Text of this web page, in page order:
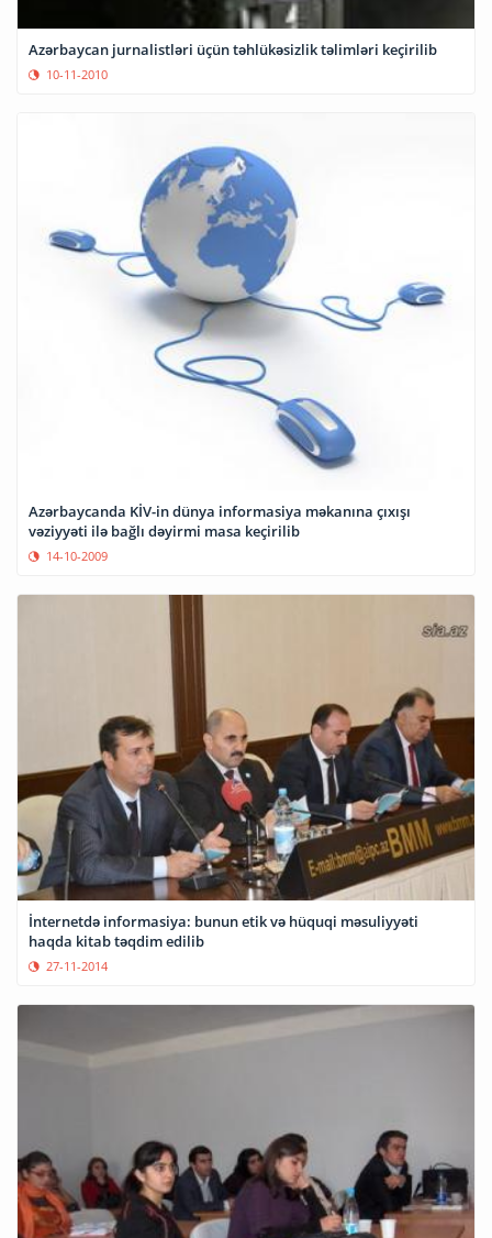
Azərbaycan jurnalistləri üçün təhlükəsizlik təlimləri keçirilib
10-11-2010
Azərbaycanda KİV-in dünya informasiya məkanına çıxışı
vəziyyəti ilə bağlı dəyirmi masa keçirilib
14-10-2009
İnternetdə informasiya: bunun etik və hüquqi məsuliyyəti
haqda kitab təqdim edilib
27-11-2014